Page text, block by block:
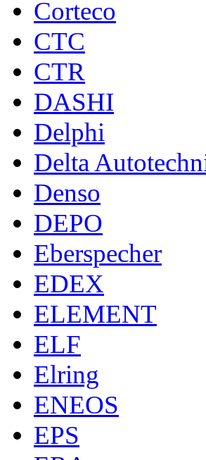
Corteco
CTC
CTR
DASHI
Delphi
Delta
Denso
DEPO
Eberspecher
EDEX
ELEMENT
ELF
Elring
ENEOS
EPS